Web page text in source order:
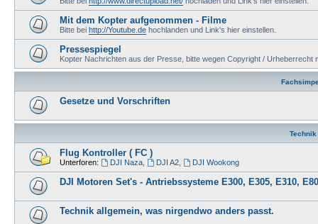
Mit dem Kopter aufgenommen - Filme
Bitte bei http://Youtube.de hochlanden und Link's hier einstellen.
Pressespiegel
Kopter Nachrichten aus der Presse, bitte wegen Copyright / Urheberrecht
Gesetze und Vorschriften
Technik
Flug Kontroller ( FC )
Unterforen: DJI Naza, DJI A2, DJI Wookong
DJI Motoren Set's - Antriebssysteme E300, E305, E310,
Technik allgemein, was nirgendwo anders passt.